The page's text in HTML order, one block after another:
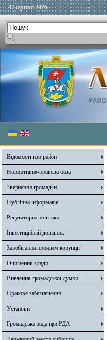
07 серпня 2026
Відомості про район
Нормативно-правова база
Звернення громадян
Публічна інформація
Регуляторна політика
Інвестиційний довідник
Запобігання проявам корупції
Очищення влади
Вивчення громадської думки
Правове забезпечення
Установи
Громадська рада при РДА